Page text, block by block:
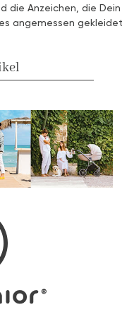
die Anzeichen, die Dein
angemessen gekleidet